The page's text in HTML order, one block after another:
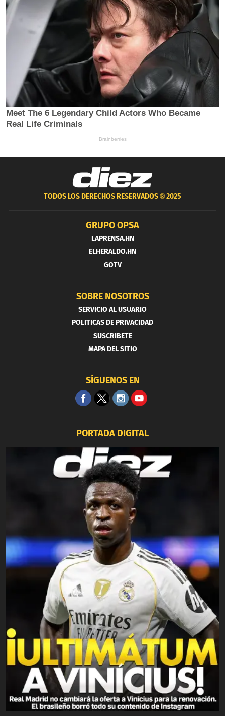
TODOS LOS DERECHOS RESERVADOS ®2025
GRUPO OPSA
LAPRENSA.HN
ELHERALDO.HN
GOTV
SOBRE NOSOTROS
SERVICIO AL USUARIO
POLITICAS DE PRIVACIDAD
SUSCRIBETE
MAPA DEL SITIO
SÍGUENOS EN
PORTADA DIGITAL